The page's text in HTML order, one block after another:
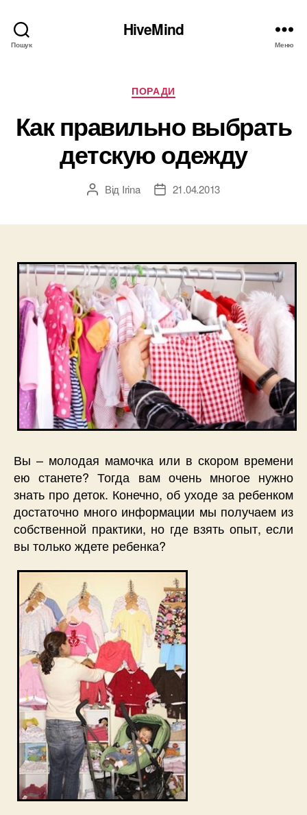
Пошук
HiveMind
Меню
Категорії
ПОРАДИ
Как правильно выбрать
детскую одежду
Автор
Від Irina
Дата21.04.2013
Вы – молодая мамочка или в скором времени
ею станете? Тогда вам очень многое нужно
знать про деток. Конечно, об уходе за ребенком
достаточно много информации мы получаем из
собственной практики, но где взять опыт, если
вы только ждете ребенка?